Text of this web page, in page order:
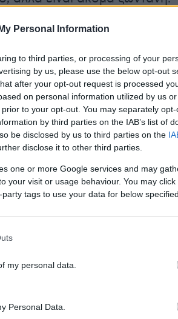
Personal Information
to third parties, or processing of your
by us, please use the below opt-out
after your opt-out request is processed
on personal information utilized by us
to your opt-out. You may separately
by third parties on the IAB’s list of
be disclosed by us to third parties on the
disclose it to other third parties.
one or more Google services and may
your visit or usage behaviour. You may
tags to use your data for below
my personal data.
Personal Data.
το θέμα είναι μεταξύ
ο αθλητικός διευθυντής των
μετάλλιο ο
της 10ης ημέρας στο
αδιαφορεί αν θα